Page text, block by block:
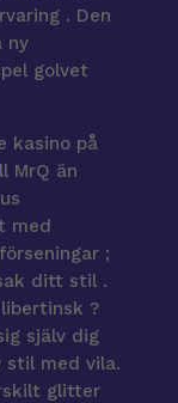
. Den
ny
golvet
kasino på
MrQ än
med
;
ditt stil .
?
själv dig
stil med vila.
glitter